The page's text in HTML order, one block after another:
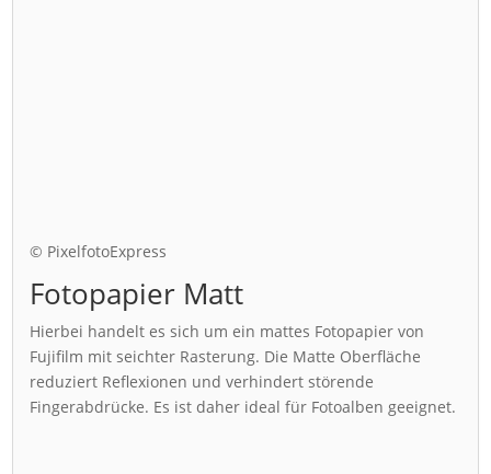
© PixelfotoExpress
Fotopapier Matt
Hierbei handelt es sich um ein mattes Fotopapier von
Fujifilm mit seichter Rasterung. Die Matte Oberfläche
reduziert Reflexionen und verhindert störende
Fingerabdrücke. Es ist daher ideal für Fotoalben geeignet.